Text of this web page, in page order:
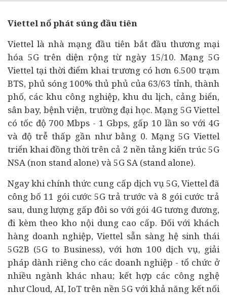
Viettel nổ phát súng đầu tiên
Viettel là nhà mạng đầu tiên bắt đầu thương mại
hóa 5G trên diện rộng từ ngày 15/10. Mạng 5G
Viettel tại thời điểm khai trương có hơn 6.500 trạm
BTS, phủ sóng 100% thủ phủ của 63/63 tỉnh, thành
phố, các khu công nghiệp, khu du lịch, cảng biển,
sân bay, bệnh viện, trường đại học. Mạng 5G Viettel
có tốc độ 700 Mbps - 1 Gbps, gấp 10 lần so với 4G
và độ trễ thấp gần như bằng 0. Mạng 5G Viettel
triển khai đồng thời trên cả 2 nền tảng kiến trúc 5G
NSA (non stand alone) và 5G SA (stand alone).
Ngay khi chính thức cung cấp dịch vụ 5G, Viettel đã
công bố 11 gói cước 5G trả trước và 8 gói cước trả
sau, dung lượng gấp đôi so với gói 4G tương đương,
đi kèm theo kho nội dung cao cấp. Đối với khách
hàng doanh nghiệp, Viettel sẵn sàng hệ sinh thái
5G2B (5G to Business), với hơn 100 dịch vụ, giải
pháp dành riêng cho các doanh nghiệp - tổ chức ở
nhiều ngành khác nhau; kết hợp các công nghệ
như Cloud, AI, IoT trên nền 5G với khả năng kết nối